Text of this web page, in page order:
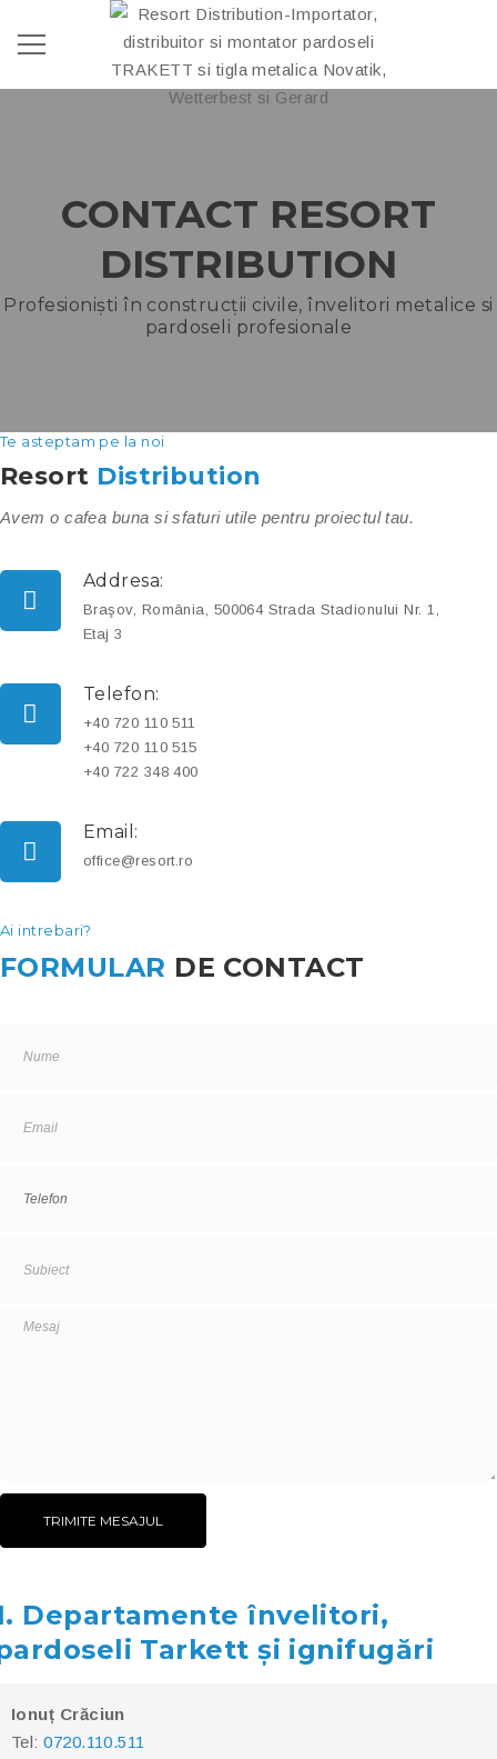
CONTACT RESORT
DISTRIBUTION
Profesioniști în construcții civile, învelitori metalice si
pardoseli profesionale
Te asteptam pe la noi
Resort Distribution
Avem o cafea buna si sfaturi utile pentru proiectul tau.
Addresa:
Braşov, România, 500064 Strada Stadionului Nr. 1,
Etaj 3
Telefon:
+40 720 110 511
+40 720 110 515
+40 722 348 400
Email:
office@resort.ro
Ai intrebari?
FORMULAR DE CONTACT
Departamente învelitori,
Tarkett și ignifugări
Ionuț Crăciun
Tel:0720.110.511